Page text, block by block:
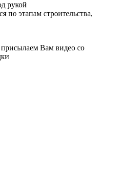
рукой
по этапам строительства,
Вам видео со